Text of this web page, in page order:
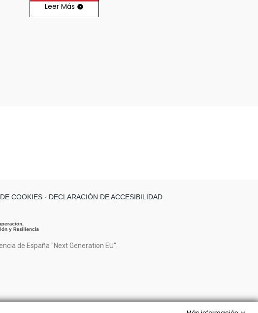
Leer Más
COOKIES · DECLARACIÓN DE ACCESIBILIDAD
de España "Next Generation EU".